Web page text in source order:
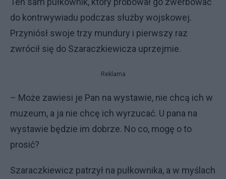
do kontrwywiadu podczas służby wojskowej.
Przyniósł swoje trzy mundury i pierwszy raz
zwrócił się do Szaraczkiewicza uprzejmie.
Reklama
– Może zawiesi je Pan na wystawie, nie chcą ich w
muzeum, a ja nie chcę ich wyrzucać. U pana na
wystawie będzie im dobrze. No co, mogę o to
prosić?
Szaraczkiewicz patrzył na pułkownika, a w myślach